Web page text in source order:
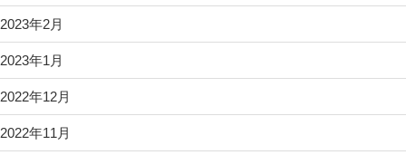
2023年2月
2023年1月
2022年12月
2022年11月